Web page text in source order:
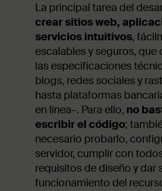
La principal tarea del
crear sitios web,
servicios intuitivos,
escalables y seguros, que
las especificaciones
blogs, redes sociales y
hasta plataformas
en línea–. Para ello, no
escribir el código;
necesario probarlo,
servidor, cumplir con
requisitos de diseño y dar
funcionamiento del